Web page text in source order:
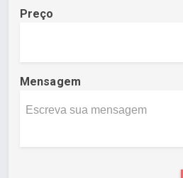
Preço
Mensagem